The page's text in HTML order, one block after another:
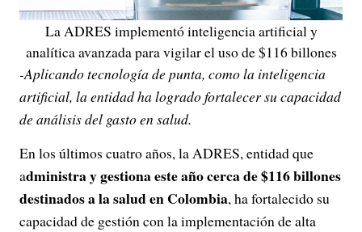
La ADRES implementó inteligencia artificial y
analítica avanzada para vigilar el uso de $116 billones
-Aplicando tecnología de punta, como la inteligencia
artificial, la entidad ha logrado fortalecer su capacidad
de análisis del gasto en salud.
En los últimos cuatro años, la ADRES, entidad que
administra y gestiona este año cerca de $116 billones
destinados a la salud en Colombia, ha fortalecido su
capacidad de gestión con la implementación de alta